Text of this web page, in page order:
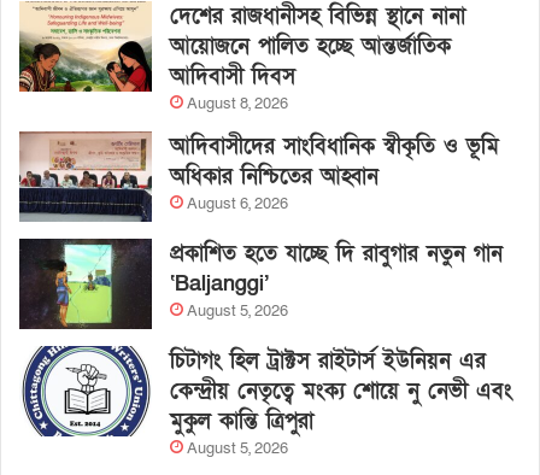
দেশের রাজধানীসহ বিভিন্ন স্থানে নানা
আয়োজনে পালিত হচ্ছে আন্তর্জাতিক
আদিবাসী দিবস
August 8, 2026
আদিবাসীদের সাংবিধানিক স্বীকৃতি ও ভূমি
অধিকার নিশ্চিতের আহ্বান
August 6, 2026
প্রকাশিত হতে যাচ্ছে দি রাবুগার নতুন গান
‘Baljanggi’
August 5, 2026
চিটাগং হিল ট্রাক্টস রাইটার্স ইউনিয়ন এর
কেন্দ্রীয় নেতৃত্বে মংক্য শোয়ে নু নেভী এবং
মুকুল কান্তি ত্রিপুরা
August 5, 2026